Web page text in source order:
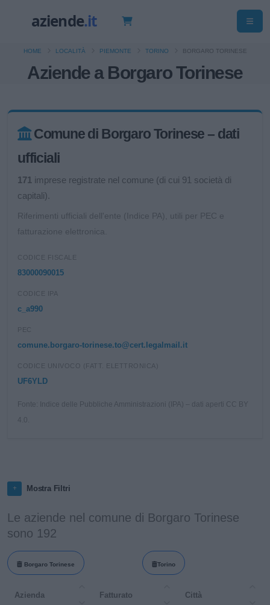
Aziende a Borgaro Torinese
HOME LOCALITÀ PIEMONTE TORINO BORGARO TORINESE
Comune di Borgaro Torinese – dati
ufficiali
171 imprese registrate nel comune (di cui 91 società di
capitali).
Riferimenti ufficiali dell'ente (Indice PA), utili per PEC e
fatturazione elettronica.
CODICE FISCALE
83000090015
CODICE IPA
c_a990
PEC
comune.borgaro-torinese.to@cert.legalmail.it
CODICE UNIVOCO (FATT. ELETTRONICA)
UF6YLD
Fonte: Indice delle Pubbliche Amministrazioni (IPA) – dati aperti CC BY
Mostra Filtri
Le aziende nel comune di Borgaro Torinese
sono 192
Borgaro Torinese Torino
Azienda Fatturato Città